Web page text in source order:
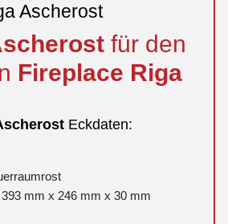
Ascherost
für den
Fireplace Riga
Eckdaten:
mm x 246 mm x 30 mm